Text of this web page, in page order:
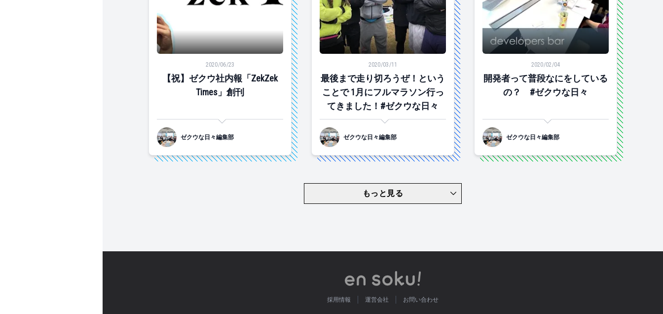
【祝】ゼクウ社内報「ZekZek Times」創刊
2020/06/23
【祝】ゼクウ社内報「ZekZek
Times」創刊
ゼクウな日々編集部
最後まで走り切ろうぜ！ということで 1月にフルマラソン行ってきました！#ゼクウな日々
2020/03/11
最後まで走り切ろうぜ！という
ことで 1月にフルマラソン行っ
てきました！#ゼクウな日々
ゼクウな日々編集部
開発者って普段なにをしているの？ #ゼクウな日
2020/02/04
開発者って普段なにをしている
の？ #ゼクウな日々
ゼクウな日々編集部
もっと見る
採用情報 運営会社 お問い合わせ